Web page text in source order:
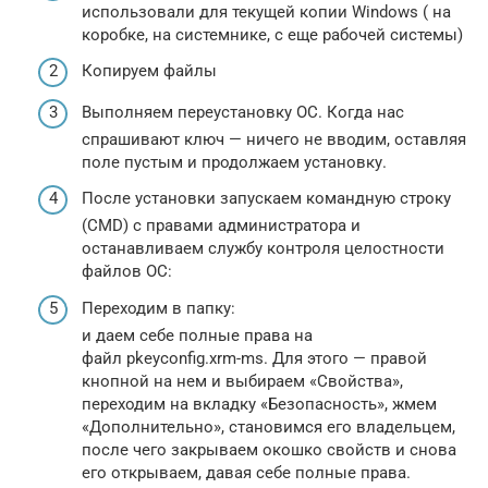
использовали для текущей копии Windows ( на
коробке, на системнике, с еще рабочей системы)
Копируем файлы
Выполняем переустановку ОС. Когда нас
спрашивают ключ — ничего не вводим, оставляя
поле пустым и продолжаем установку.
После установки запускаем командную строку
(CMD) с правами администратора и
останавливаем службу контроля целостности
файлов ОС:
Переходим в папку:
и даем себе полные права на
файл pkeyconfig.xrm-ms. Для этого — правой
кнопной на нем и выбираем «Свойства»,
переходим на вкладку «Безопасность», жмем
«Дополнительно», становимся его владельцем,
после чего закрываем окошко свойств и снова
его открываем, давая себе полные права.